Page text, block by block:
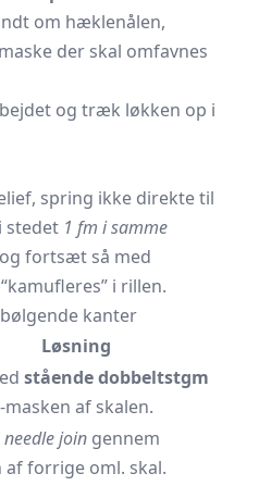
om hæklenålen,
der skal omfavnes
og træk løkken op i
spring ikke direkte til
stedet 1 fm i samme
fortsæt så med
i rillen.
kanter
Løsning
stående dobbeltstgm
af skalen.
needle join gennem
af forrige oml. skal.